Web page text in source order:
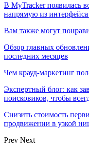
В MyTracker появилась
напрямую из интерфейса
Вам также могут
Обзор главных
последних месяцев
Чем крауд-маркетинг
Экспертный блог: как
поисковиков, чтобы
Снизить стоимость
продвижении в узкой
Prev Next